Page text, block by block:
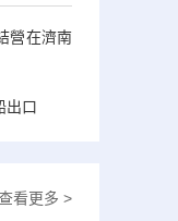
營在濟南
出口
看更多 >